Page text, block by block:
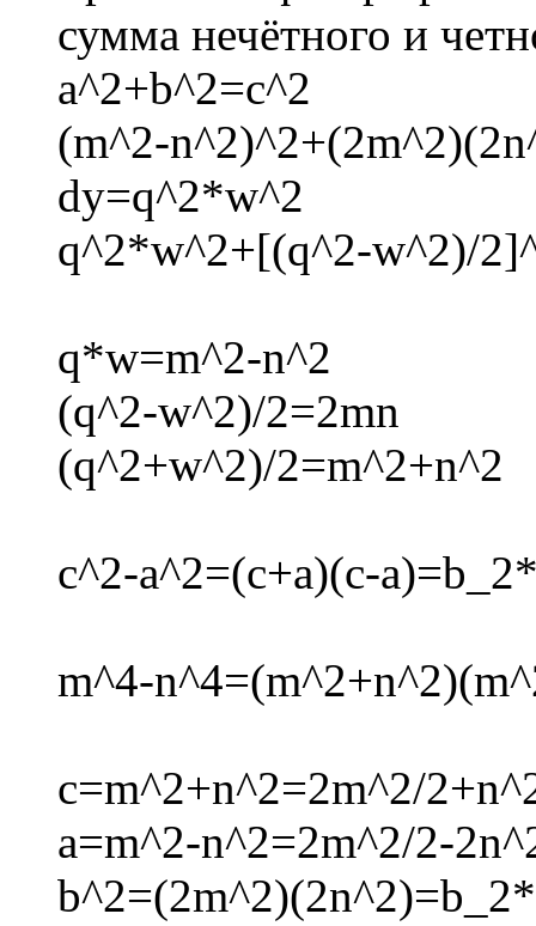
сумма нечётного и
a^2+b^2=c^2
(m^2-
dy=q^2*w^2
q^2*w^2+[(q^2-w^2)/
q*w=m^2-n^2
(q^2-w^2)/2=2mn
(q^2+w^2)/2=m^2+n^2
c^2-a^2=(c+a)(c-
m^4-
c=m^2+n^2=2m^2/
a=m^2-n^2=2m^2/2-